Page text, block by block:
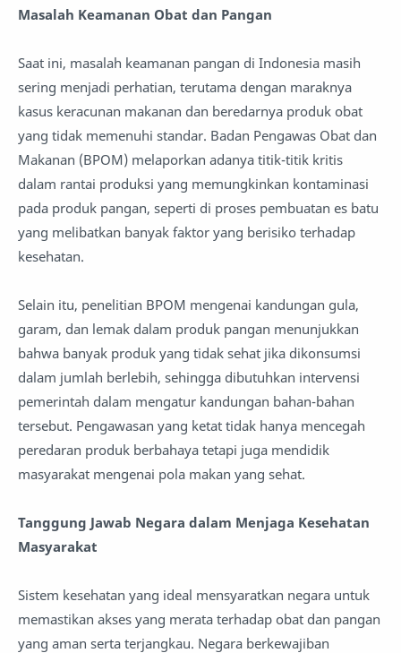
Masalah Keamanan Obat dan Pangan
Saat ini, masalah keamanan pangan di Indonesia masih
sering menjadi perhatian, terutama dengan maraknya
kasus keracunan makanan dan beredarnya produk obat
yang tidak memenuhi standar. Badan Pengawas Obat dan
Makanan (BPOM) melaporkan adanya titik-titik kritis
dalam rantai produksi yang memungkinkan kontaminasi
pada produk pangan, seperti di proses pembuatan es batu
yang melibatkan banyak faktor yang berisiko terhadap
kesehatan.
Selain itu, penelitian BPOM mengenai kandungan gula,
garam, dan lemak dalam produk pangan menunjukkan
bahwa banyak produk yang tidak sehat jika dikonsumsi
dalam jumlah berlebih, sehingga dibutuhkan intervensi
pemerintah dalam mengatur kandungan bahan-bahan
tersebut. Pengawasan yang ketat tidak hanya mencegah
peredaran produk berbahaya tetapi juga mendidik
masyarakat mengenai pola makan yang sehat.
Tanggung Jawab Negara dalam Menjaga Kesehatan
Masyarakat
Sistem kesehatan yang ideal mensyaratkan negara untuk
memastikan akses yang merata terhadap obat dan pangan
yang aman serta terjangkau. Negara berkewajiban